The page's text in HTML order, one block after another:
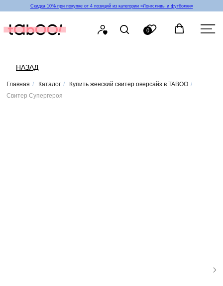
Скидка 10% при покупке от 4 позиций из категории «‎Лонгсливы и футболки»
Главная / Каталог / Купить женский свитер оверсайз в TABOO /
Свитер Супергероя